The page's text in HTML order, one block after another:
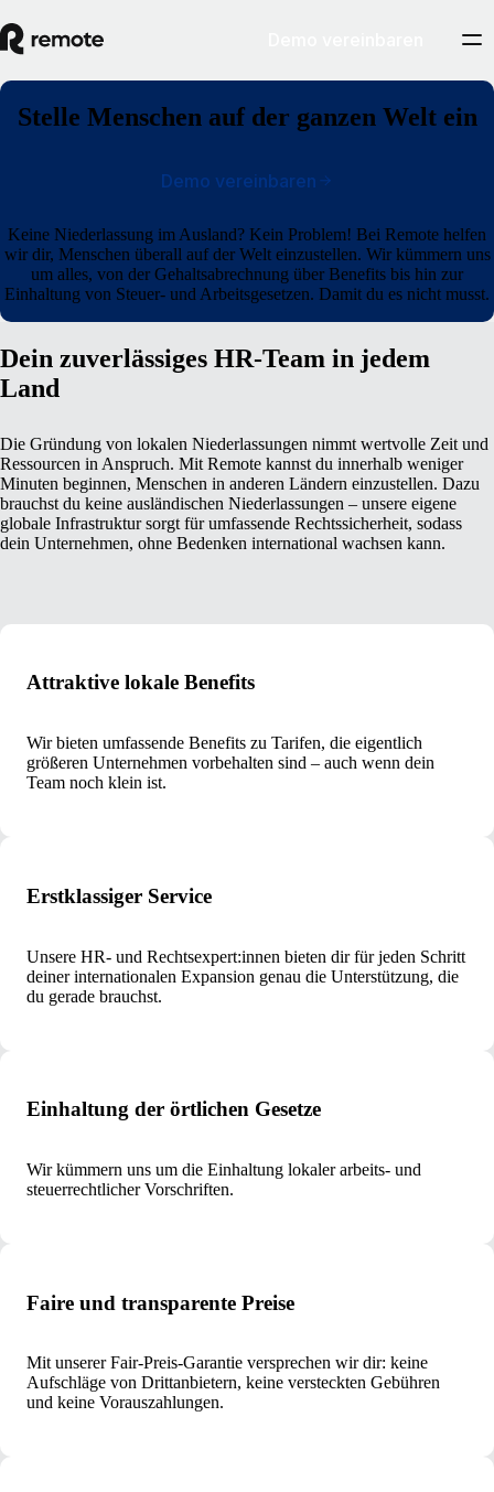
Stelle Menschen auf der ganzen Welt ein
Keine Niederlassung im Ausland? Kein Problem! Bei Remote helfen
wir dir, Menschen überall auf der Welt einzustellen. Wir kümmern uns
um alles, von der Gehaltsabrechnung über Benefits bis hin zur
Einhaltung von Steuer- und Arbeitsgesetzen. Damit du es nicht musst.
Demo vereinbaren
Dein zuverlässiges HR-Team in jedem
Land
Die Gründung von lokalen Niederlassungen nimmt wertvolle Zeit und
Ressourcen in Anspruch. Mit Remote kannst du innerhalb weniger
Minuten beginnen, Menschen in anderen Ländern einzustellen. Dazu
brauchst du keine ausländischen Niederlassungen – unsere eigene
globale Infrastruktur sorgt für umfassende Rechtssicherheit, sodass
dein Unternehmen, ohne Bedenken international wachsen kann.
Attraktive lokale Benefits
Wir bieten umfassende Benefits zu Tarifen, die eigentlich
größeren Unternehmen vorbehalten sind – auch wenn dein
Team noch klein ist.
Erstklassiger Service
Unsere HR- und Rechtsexpert:innen bieten dir für jeden Schritt
deiner internationalen Expansion genau die Unterstützung, die
du gerade brauchst.
Einhaltung der örtlichen Gesetze
Wir kümmern uns um die Einhaltung lokaler arbeits- und
steuerrechtlicher Vorschriften.
Faire und transparente Preise
Mit unserer Fair-Preis-Garantie versprechen wir dir: keine
Aufschläge von Drittanbietern, keine versteckten Gebühren
und keine Vorauszahlungen.